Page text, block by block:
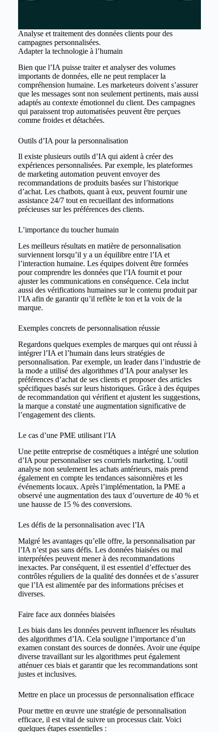
Analyse et traitement des données clients pour des
campagnes personnalisées.
Adapter la technologie à l’humain
Bien que l’IA puisse traiter et analyser des volumes
importants de données, elle ne peut remplacer la
compréhension humaine. Les marketeurs doivent s’assurer
que les messages sont non seulement pertinents, mais aussi
adaptés au contexte émotionnel du client. Des campagnes
qui paraissent trop automatisées peuvent être perçues
comme froides et détachées.
Outils d’IA pour la personnalisation
Il existe plusieurs outils d’IA qui aident à créer des
expériences personnalisées. Par exemple, les plateformes
de marketing automation peuvent envoyer des
recommandations de produits basées sur l’historique
d’achat. Les chatbots, quant à eux, peuvent fournir une
assistance 24/7 tout en recueillant des informations
précieuses sur les préférences des clients.
L’importance du toucher humain
Les meilleurs résultats en matière de personnalisation
surviennent lorsqu’il y a un équilibre entre l’IA et
l’interaction humaine. Les équipes doivent être formées
pour comprendre les données que l’IA fournit et pour
ajuster les communications en conséquence. Cela inclut
aussi des vérifications humaines sur le contenu produit par
l’IA afin de garantir qu’il reflète le ton et la voix de la
marque.
Exemples concrets de personnalisation réussie
Regardons quelques exemples de marques qui ont réussi à
intégrer l’IA et l’humain dans leurs stratégies de
personnalisation. Par exemple, un leader dans l’industrie de
la mode a utilisé des algorithmes d’IA pour analyser les
préférences d’achat de ses clients et proposer des articles
spécifiques basés sur leurs historiques. Grâce à des équipes
de recommandation qui vérifient et ajustent les suggestions,
la marque a constaté une augmentation significative de
l’engagement des clients.
Le cas d’une PME utilisant l’IA
Une petite entreprise de cosmétiques a intégré une solution
d’IA pour personnaliser ses courriels marketing. L’outil
analyse non seulement les achats antérieurs, mais prend
également en compte les tendances saisonnières et les
événements locaux. Après l’implémentation, la PME a
observé une augmentation des taux d’ouverture de 40 % et
une hausse de 15 % des conversions.
Les défis de la personnalisation avec l’IA
Malgré les avantages qu’elle offre, la personnalisation par
l’IA n’est pas sans défis. Les données biaisées ou mal
interprétées peuvent mener à des recommandations
inexactes. Par conséquent, il est essentiel d’effectuer des
contrôles réguliers de la qualité des données et de s’assurer
que l’IA est alimentée par des informations précises et
diverses.
Faire face aux données biaisées
Les biais dans les données peuvent influencer les résultats
des algorithmes d’IA. Cela souligne l’importance d’un
examen constant des sources de données. Avoir une équipe
diverse travaillant sur les algorithmes peut également
atténuer ces biais et garantir que les recommandations sont
justes et inclusives.
Mettre en place un processus de personnalisation efficace
Pour mettre en œuvre une stratégie de personnalisation
efficace, il est vital de suivre un processus clair. Voici
quelques étapes essentielles :